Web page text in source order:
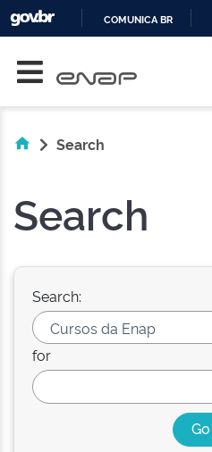
COMUNICA BR
Search
Search
Search:
for